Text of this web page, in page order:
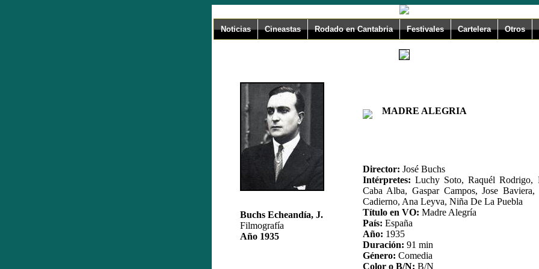
Noticias Cineastas Rodado en Cantabria Festivales Cartelera Otros
Buchs Echeandía, J.
Filmografía
Año 1935
MADRE ALEGRIA
Director: José Buchs
Intérpretes: Luchy Soto, Raquél Rodrigo,
Caba Alba, Gaspar Campos, Jose
Cadierno, Ana Leyva, Niña De La Puebla
Título en VO: Madre Alegría
País: España
Año: 1935
Duración: 91 min
Género: Comedia
Color o B/N: B/N